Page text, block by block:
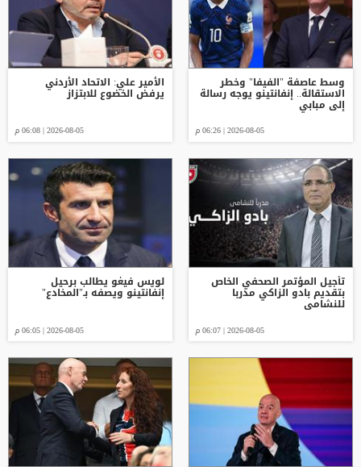
وسط عاصفة "الفيفا" وخطر
الاستقالة.. إنفانتينو يوجه رسالة
إلى مبابي
2026-08-05 | 06:26 م
الأمير علي: الاتحاد الأردني
يرفض الخضوع للابتزاز
2026-08-05 | 06:08 م
تأجيل المؤتمر الصحفي الخاص
بتقديم بادو الزاكي مدربا
للنشامى
2026-08-05 | 06:07 م
لويس فيغو يطالب برحيل
إنفانتينو ويصفه بـ"المخادع"
2026-08-05 | 06:05 م